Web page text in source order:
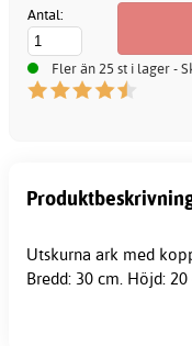
Antal:
Fler än 25 st i lager -
Utskurna ark med
Bredd: 30 cm. Höjd: